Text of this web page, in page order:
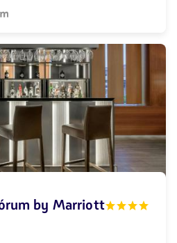
by Marriott